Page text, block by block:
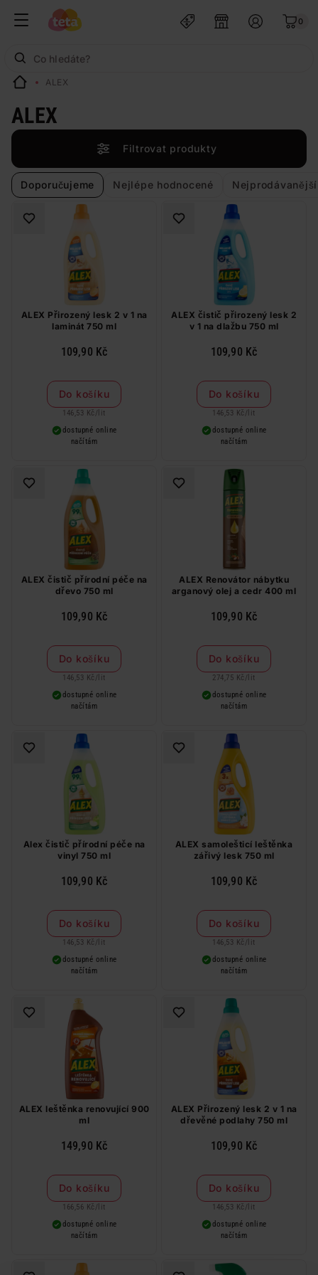
0
ALEX
ALEX
Filtrovat produkty
Doporučujeme Nejlépe hodnocené Nejprodávanější
ALEX Přirozený lesk 2 v 1 na
laminát 750 ml
109,90 Kč
Do košíku
146,53 Kč / lit
dostupné online
načítám
ALEX čistič přirozený lesk 2
v 1 na dlažbu 750 ml
109,90 Kč
Do košíku
146,53 Kč / lit
dostupné online
načítám
ALEX čistič přírodní péče na
dřevo 750 ml
109,90 Kč
Do košíku
146,53 Kč / lit
dostupné online
načítám
ALEX Renovátor nábytku
arganový olej a cedr 400 ml
109,90 Kč
Do košíku
274,75 Kč / lit
dostupné online
načítám
Alex čistič přírodní péče na
vinyl 750 ml
109,90 Kč
Do košíku
146,53 Kč / lit
dostupné online
načítám
ALEX samolešticí leštěnka
zářivý lesk 750 ml
109,90 Kč
Do košíku
146,53 Kč / lit
dostupné online
načítám
ALEX leštěnka renovující 900
ml
149,90 Kč
Do košíku
166,56 Kč / lit
dostupné online
načítám
ALEX Přirozený lesk 2 v 1 na
dřevěné podlahy 750 ml
109,90 Kč
Do košíku
146,53 Kč / lit
dostupné online
načítám